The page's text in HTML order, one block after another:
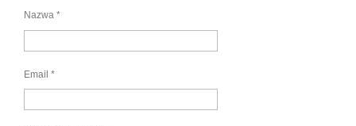
Nazwa *
Email *